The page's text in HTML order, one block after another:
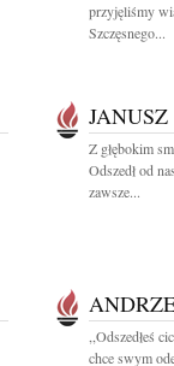
przyjęliśmy
Szczęsnego...
Z głębokim
Odszedł od
zawsze...
,,Odszedłeś
chce swym